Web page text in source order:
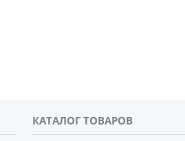
КАТАЛОГ ТОВАРОВ